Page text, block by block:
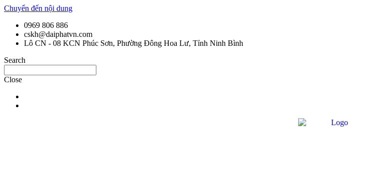
Chuyển đến nội dung
0969 806 886
cskh@daiphatvn.com
Lô CN - 08 KCN Phúc Sơn, Phường Đông Hoa Lư, Tỉnh Ninh Bình
Search
Close